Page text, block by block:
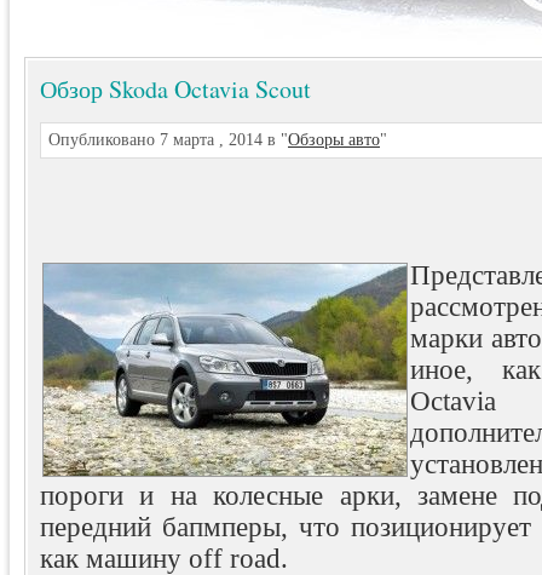
Обзор Skoda Octavia Scout
Опубликовано 7 марта , 2014 в "Обзоры авто"
марки
иное,
пороги и на колесные арки, замене
передний бапмперы, что
как машину off road.